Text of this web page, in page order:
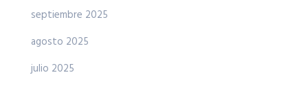
septiembre 2025
agosto 2025
julio 2025